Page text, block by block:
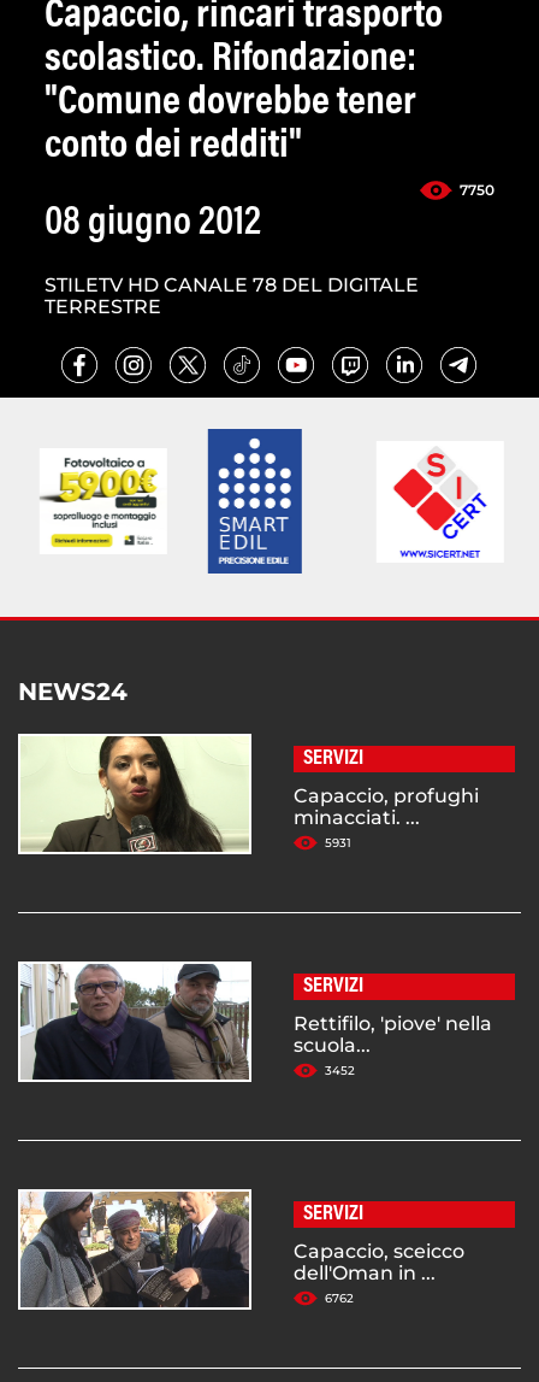
Capaccio, rincari trasporto
scolastico. Rifondazione:
"Comune dovrebbe tener
conto dei redditi"
7750
08 giugno 2012
STILETV HD CANALE 78 DEL DIGITALE
TERRESTRE
NEWS24
SERVIZI
Capaccio, profughi
minacciati. ...
5931
SERVIZI
Rettifilo, 'piove' nella
scuola...
3452
SERVIZI
Capaccio, sceicco
dell'Oman in ...
6762